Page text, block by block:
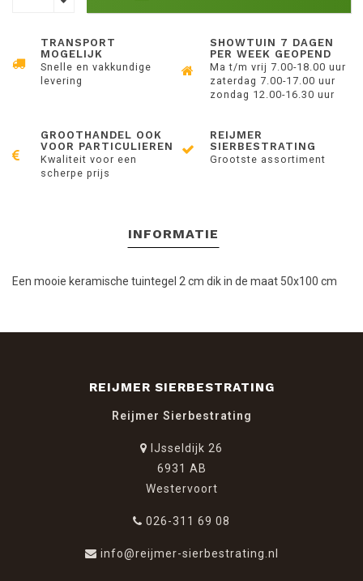
TRANSPORT
MOGELIJK
Snelle en vakkundige
levering
SHOWTUIN 7 DAGEN
PER WEEK GEOPEND
Ma t/m vrij 7.00-18.00 uur
zaterdag 7.00-17.00 uur
zondag 12.00-16.30 uur
GROOTHANDEL OOK
VOOR PARTICULIEREN
Kwaliteit voor een
scherpe prijs
REIJMER
SIERBESTRATING
Grootste assortiment
INFORMATIE
Een mooie keramische tuintegel 2 cm dik in de maat 50x100 cm
REIJMER SIERBESTRATING
Reijmer Sierbestrating
IJsseldijk 26
6931 AB
Westervoort
026-311 69 08
info@reijmer-sierbestrating.nl